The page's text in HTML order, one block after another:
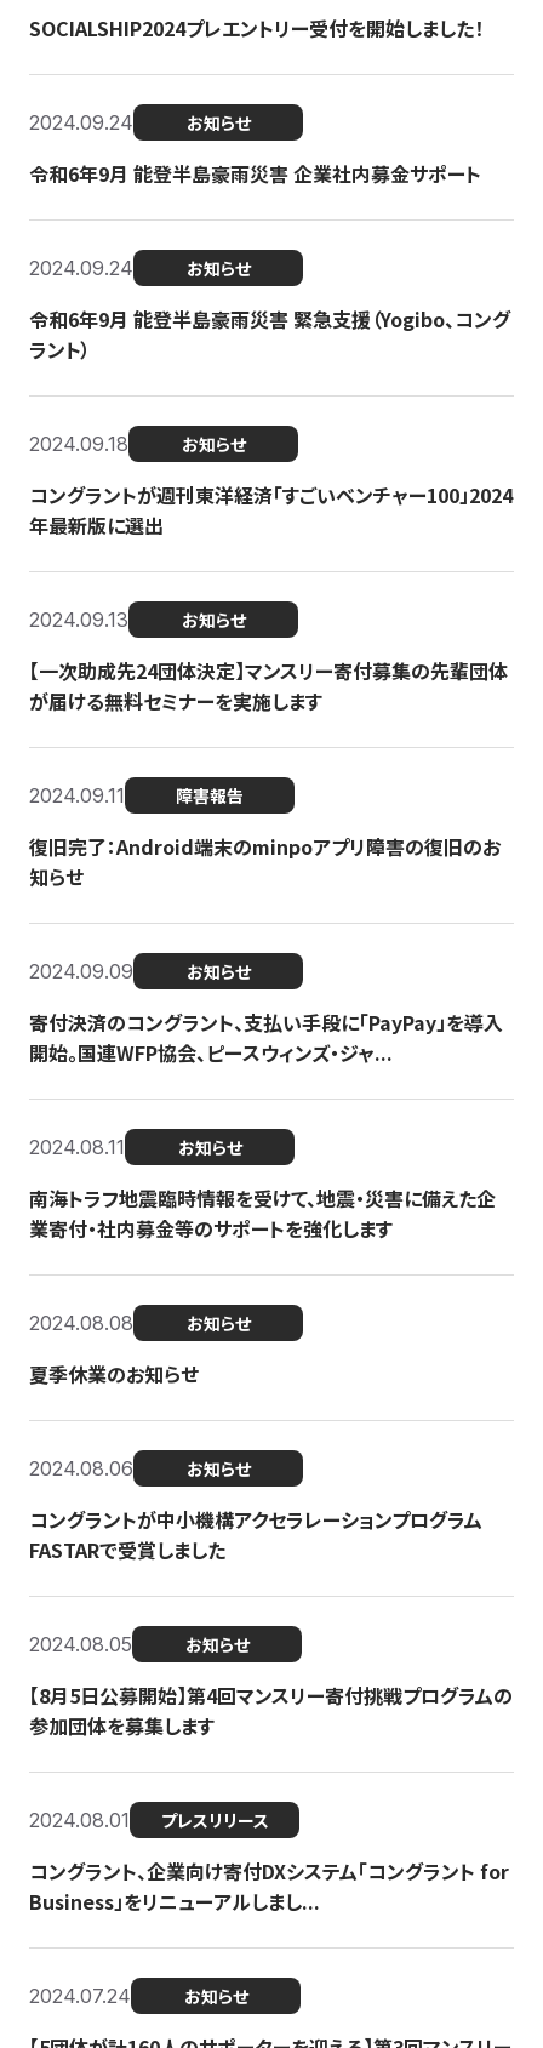
SOCIALSHIP2024プレエントリー受付を開始しました！
2024.09.24 お知らせ
令和6年9月 能登半島豪雨災害 企業社内募金サポート
2024.09.24 お知らせ
令和6年9月 能登半島豪雨災害 緊急支援（Yogibo、コング
ラント）
2024.09.18 お知らせ
コングラントが週刊東洋経済「すごいベンチャー100」2024
年最新版に選出
2024.09.13 お知らせ
【一次助成先24団体決定】マンスリー寄付募集の先輩団体
が届ける無料セミナーを実施します
2024.09.11 障害報告
復旧完了：Android端末のminpoアプリ障害の復旧のお
知らせ
2024.09.09 お知らせ
寄付決済のコングラント、支払い手段に「PayPay」を導入
開始。国連WFP協会、ピースウィンズ・ジャ...
2024.08.11 お知らせ
南海トラフ地震臨時情報を受けて、地震・災害に備えた企
業寄付・社内募金等のサポートを強化します
2024.08.08 お知らせ
夏季休業のお知らせ
2024.08.06 お知らせ
コングラントが中小機構アクセラレーションプログラム
FASTARで受賞しました
2024.08.05 お知らせ
【8月5日公募開始】第4回マンスリー寄付挑戦プログラムの
参加団体を募集します
2024.08.01 プレスリリース
コングラント、企業向け寄付DXシステム「コングラント for
Business」をリニューアルしまし...
2024.07.24 お知らせ